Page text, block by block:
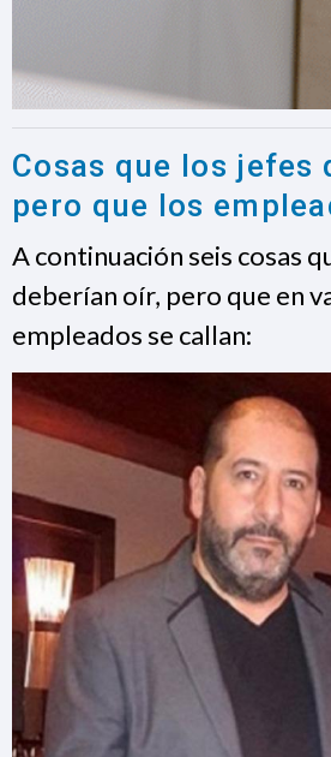
Cosas que los jefes
pero que los
A continuación seis cosas
deberían oír, pero que en
empleados se callan: